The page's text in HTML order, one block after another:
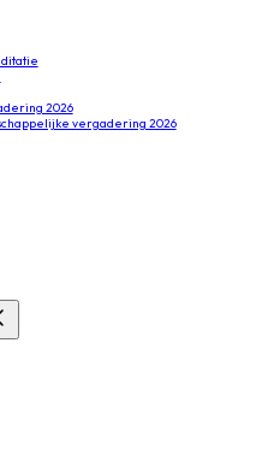
2026
vergadering 2026